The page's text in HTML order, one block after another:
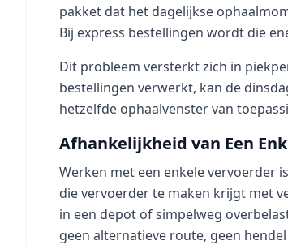
pakket dat het dagelijkse
Bij express bestellingen wordt die
Dit probleem versterkt zich in
bestellingen verwerkt, kan de
hetzelfde ophaalvenster van
Afhankelijkheid van Een
Werken met een enkele vervoerder
die vervoerder te maken krijgt met
in een depot of simpelweg
geen alternatieve route, geen